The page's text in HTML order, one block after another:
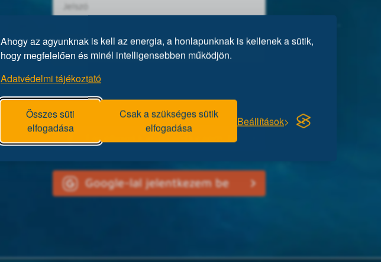
Ahogy az agyunknak is kell az energia, a honlapunknak is kellenek a sütik,
hogy megfelelően és minél intelligensebben működjön.
Adatvédelmi tájékoztató
Összes süti
elfogadása
Csak a szükséges sütik
elfogadása
Beállítások
Facebookkal jelentkezem be
Google-lal jelentkezem be